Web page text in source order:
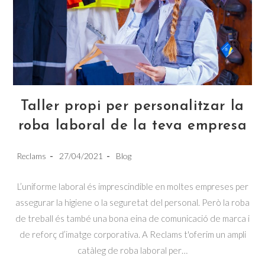
Taller propi per personalitzar la
roba laboral de la teva empresa
Post
Reclams
Post
27/04/2021
Post
Blog
L’uniforme laboral és imprescindible en moltes empreses per
assegurar la higiene o la seguretat del personal. Però la roba
de treball és també una bona eina de comunicació de marca i
de reforç d’imatge corporativa. A Reclams t'oferim un ampli
catàleg de roba laboral per…